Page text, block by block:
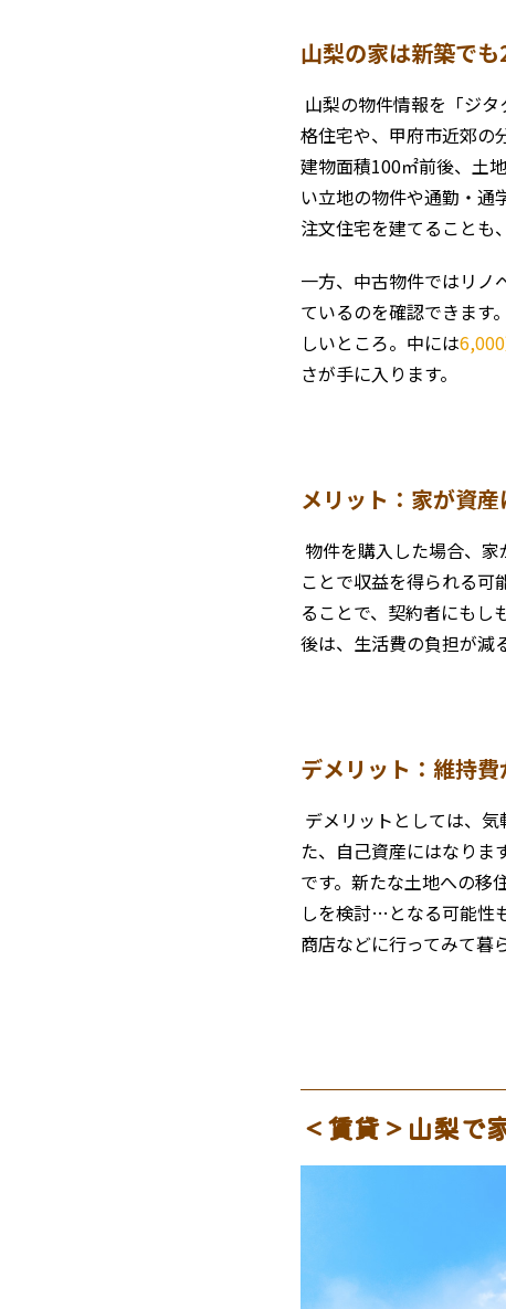
山梨の家は新築で
山梨の物件情報を「ジ
格住宅や、甲府市近郊の
建物面積100㎡前後、土
い立地の物件や通勤・通
注文住宅を建てることも
一方、中古物件ではリノ
ているのを確認できます
しいところ。中には
さが手に入ります。
メリット：家が資
物件を購入した場合、
ことで収益を得られる可
ることで、契約者にもし
後は、生活費の負担が減
デメリット：維持
デメリットとしては、
た、自己資産にはなりま
です。新たな土地への移
しを検討…となる可能性
商店などに行ってみて暮
＜賃貸＞山梨で